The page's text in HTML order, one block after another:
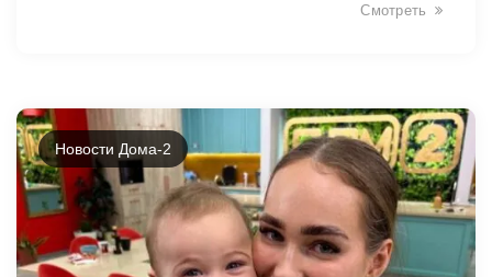
Смотреть
Новости Дома-2